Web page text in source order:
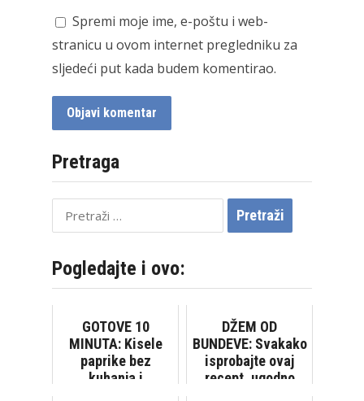
Spremi moje ime, e-poštu i web-
stranicu u ovom internet pregledniku za
sljedeći put kada budem komentirao.
Pretraga
Pretraži:
Pogledajte i ovo:
GOTOVE 10
MINUTA: Kisele
paprike bez
kuhanja i
DŽEM OD
BUNDEVE: Svakako
isprobajte ovaj
recept, ugodno